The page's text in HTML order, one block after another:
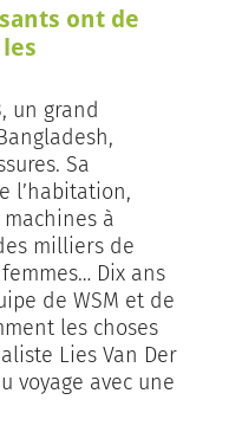
ont de
un grand
Sa
l’habitation,
à
milliers de
Dix ans
de WSM et de
les choses
Lies Van Der
voyage avec une